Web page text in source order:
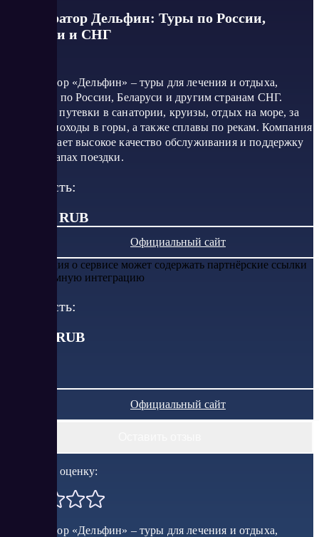
Туроператор Дельфин: Туры по России,
Беларуси и СНГ
Туроператор «Дельфин» – туры для лечения и отдыха,
экскурсии по России, Беларуси и другим странам СНГ.
Доступны путевки в санатории, круизы, отдых на море, за
городом, походы в горы, а также сплавы по рекам. Компания
обеспечивает высокое качество обслуживания и поддержку
на всех этапах поездки.
Стоимость:
от 2 300 RUB
Официальный сайт
Информация о сервисе может содержать партнёрские ссылки
или рекламную интеграцию
Стоимость:
RUB
Официальный сайт
Поставить оценку:
Туроператор «Дельфин» – туры для лечения и отдыха,